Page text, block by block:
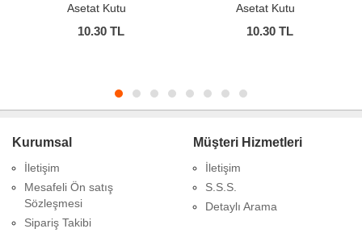
Asetat Kutu
10.30TL
Asetat Kutu
10.30TL
Kurumsal
İletişim
Mesafeli Ön satış
Sözleşmesi
Sipariş Takibi
Müşteri Hizmetleri
İletişim
S.S.S.
Detaylı Arama